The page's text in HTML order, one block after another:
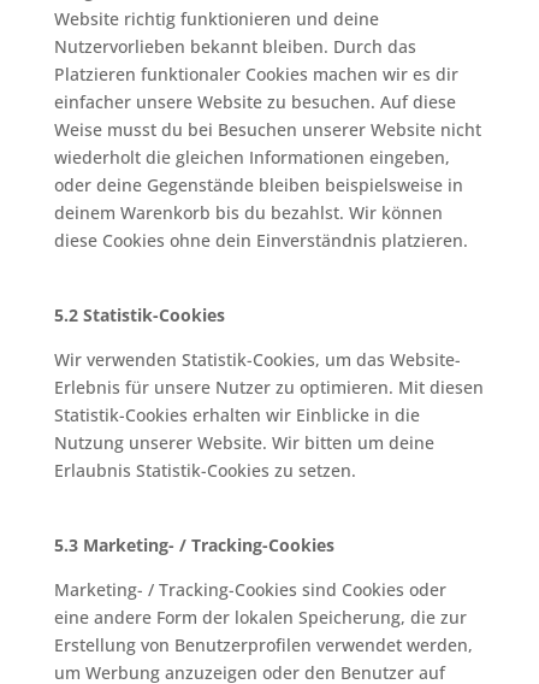
Website richtig funktionieren und deine
Nutzervorlieben bekannt bleiben. Durch das
Platzieren funktionaler Cookies machen wir es dir
einfacher unsere Website zu besuchen. Auf diese
Weise musst du bei Besuchen unserer Website nicht
wiederholt die gleichen Informationen eingeben,
oder deine Gegenstände bleiben beispielsweise in
deinem Warenkorb bis du bezahlst. Wir können
diese Cookies ohne dein Einverständnis platzieren.
5.2 Statistik-Cookies
Wir verwenden Statistik-Cookies, um das Website-
Erlebnis für unsere Nutzer zu optimieren. Mit diesen
Statistik-Cookies erhalten wir Einblicke in die
Nutzung unserer Website. Wir bitten um deine
Erlaubnis Statistik-Cookies zu setzen.
5.3 Marketing- / Tracking-Cookies
Marketing- / Tracking-Cookies sind Cookies oder
eine andere Form der lokalen Speicherung, die zur
Erstellung von Benutzerprofilen verwendet werden,
um Werbung anzuzeigen oder den Benutzer auf